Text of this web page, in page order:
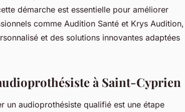
démarche est essentielle pour améliorer
comme Audition Santé et Krys Audition,
et des solutions innovantes adaptées
à Saint-Cyprien
un audioprothésiste qualifié est une étape